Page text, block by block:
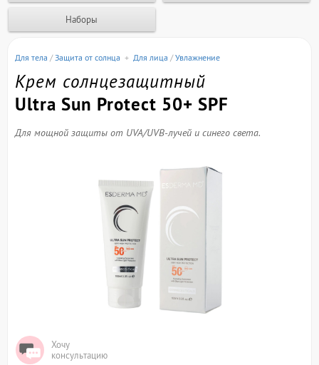
Наборы
Для тела /Защита от солнца + Для лица /Увлажнение
Крем солнцезащитный
Ultra Sun Protect 50+ SPF
Для мощной защиты от UVA/UVB-лучей и синего света.
Хочу
консультацию